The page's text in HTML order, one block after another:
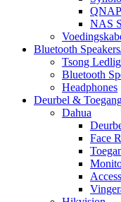
QNAP
NAS
Bluetooth
Tsong
Bluetooth
Headphones
Deurbel &
Dahua
Face